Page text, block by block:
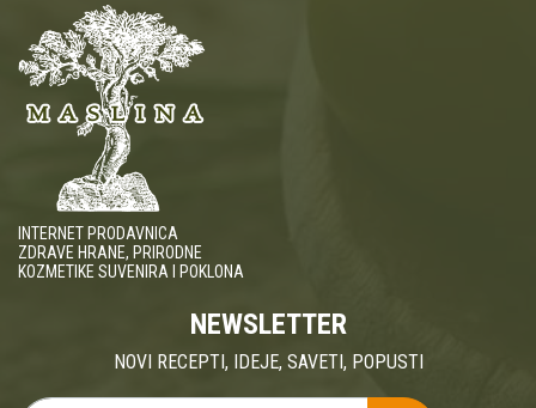
INTERNET PRODAVNICA
ZDRAVE HRANE, PRIRODNE
KOZMETIKE SUVENIRA I POKLONA
NEWSLETTER
NOVI RECEPTI, IDEJE, SAVETI, POPUSTI